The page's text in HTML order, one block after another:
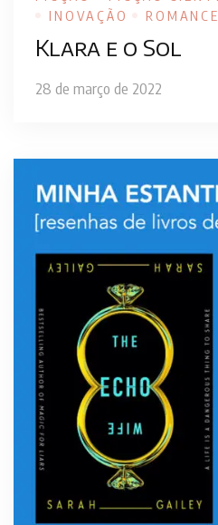
INOVAÇÃO
ROMANCE
Klara e o Sol
28 de março de 2022